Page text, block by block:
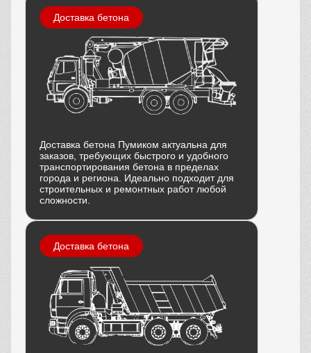
Доставка бетона
Доставка бетона Пумиком актуальна для
заказов, требующих быстрого и удобного
транспортирования бетона в пределах
города и региона. Идеально подходит для
строительных и ремонтных работ любой
сложности.
Доставка бетона